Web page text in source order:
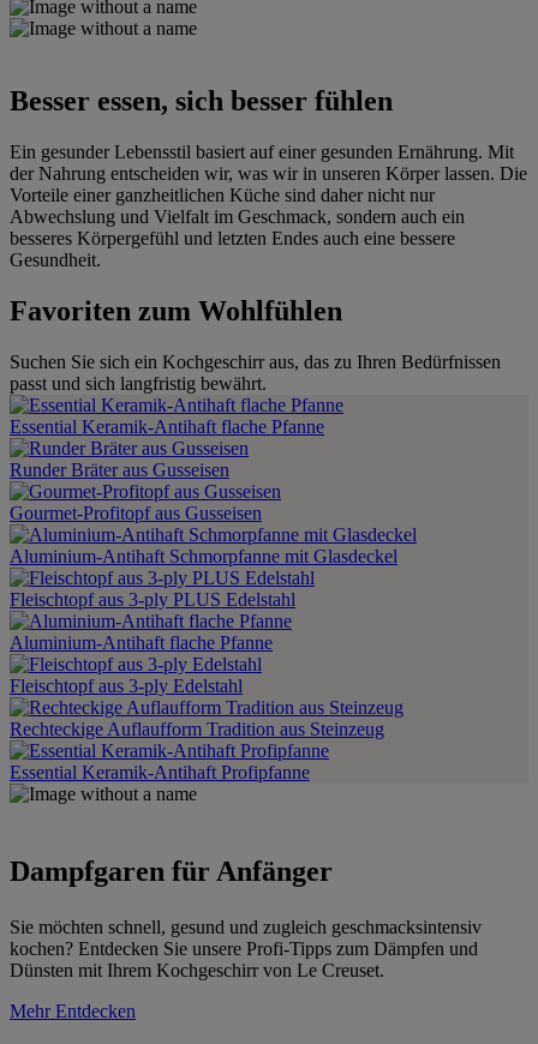
Besser essen, sich besser fühlen
Ein gesunder Lebensstil basiert auf einer gesunden Ernährung. Mit
der Nahrung entscheiden wir, was wir in unseren Körper lassen. Die
Vorteile einer ganzheitlichen Küche sind daher nicht nur
Abwechslung und Vielfalt im Geschmack, sondern auch ein
besseres Körpergefühl und letzten Endes auch eine bessere
Gesundheit.
Favoriten zum Wohlfühlen
Suchen Sie sich ein Kochgeschirr aus, das zu Ihren Bedürfnissen
passt und sich langfristig bewährt.
Essential Keramik-Antihaft flache Pfanne
Runder Bräter aus Gusseisen
Gourmet-Profitopf aus Gusseisen
Aluminium-Antihaft Schmorpfanne mit Glasdeckel
Fleischtopf aus 3-ply PLUS Edelstahl
Aluminium-Antihaft flache Pfanne
Fleischtopf aus 3-ply Edelstahl
Rechteckige Auflaufform Tradition aus Steinzeug
Essential Keramik-Antihaft Profipfanne
Dampfgaren für Anfänger
Sie möchten schnell, gesund und zugleich geschmacksintensiv
kochen? Entdecken Sie unsere Profi-Tipps zum Dämpfen und
Dünsten mit Ihrem Kochgeschirr von Le Creuset.
Mehr Entdecken